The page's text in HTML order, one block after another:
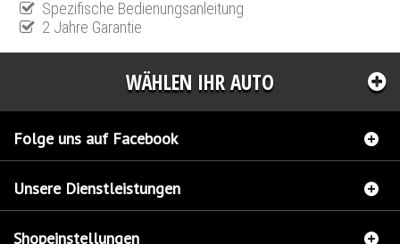
Spezifische Bedienungsanleitung
2 Jahre Garantie
WÄHLEN IHR AUTO
Folge uns auf Facebook
Unsere Dienstleistungen
Shopeinstellungen